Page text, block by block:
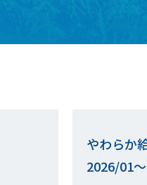
やわらか
2026/01～